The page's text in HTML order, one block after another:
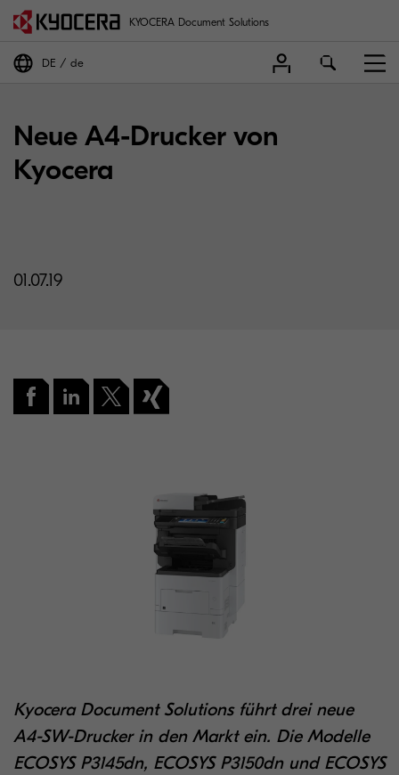
KYOCERA Document Solutions
DE de
Neue A4-Drucker von
Kyocera
01.07.19
Kyocera Document Solutions führt drei neue
A4-SW-Drucker in den Markt ein. Die Modelle
ECOSYS P3145dn, ECOSYS P3150dn und ECOSYS